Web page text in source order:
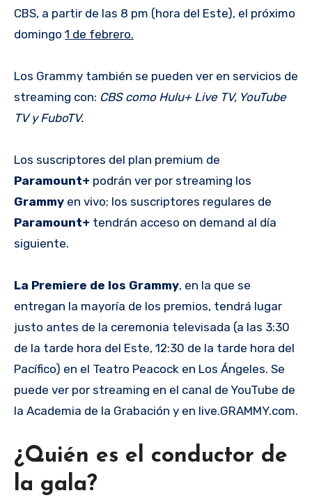
CBS, a partir de las 8 pm (hora del Este), el próximo
domingo 1 de febrero.
Los Grammy también se pueden ver en servicios de
streaming con: CBS como Hulu+ Live TV, YouTube
TV y FuboTV.
Los suscriptores del plan premium de
Paramount+ podrán ver por streaming los
Grammy en vivo; los suscriptores regulares de
Paramount+ tendrán acceso on demand al día
siguiente.
La Premiere de los Grammy, en la que se
entregan la mayoría de los premios, tendrá lugar
justo antes de la ceremonia televisada (a las 3:30
de la tarde hora del Este, 12:30 de la tarde hora del
Pacífico) en el Teatro Peacock en Los Ángeles. Se
puede ver por streaming en el canal de YouTube de
la Academia de la Grabación y en live.GRAMMY.com.
¿Quién es el conductor de
la gala?